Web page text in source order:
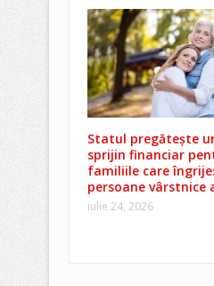
Statul pregătește
sprijin financiar
familiile care
persoane vârstnice
iulie 24, 2026